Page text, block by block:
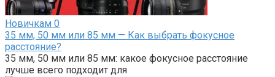
Новичкам 0
35 мм, 50 мм или 85 мм — Как выбрать фокусное
расстояние?
35 мм, 50 мм или 85 мм: какое фокусное расстояние
лучше всего подходит для